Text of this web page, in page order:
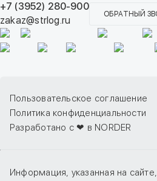
+7 (3952) 280-900
zakaz@strlog.ru
ОБРАТНЫЙ
Пользовательское соглашение
Политика конфиденциальности
Разработано с ❤ в NORDER
Информация, указанная на